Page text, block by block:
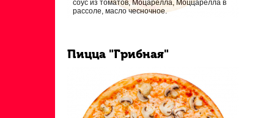
соус из томатов, Моцарелла, Моццарелла в
рассоле, масло чесночное.
Пицца "Грибная"